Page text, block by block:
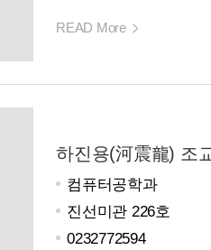
READ More
하진용(河震龍) 조
컴퓨터공학과
진선미관 226호
0232772594